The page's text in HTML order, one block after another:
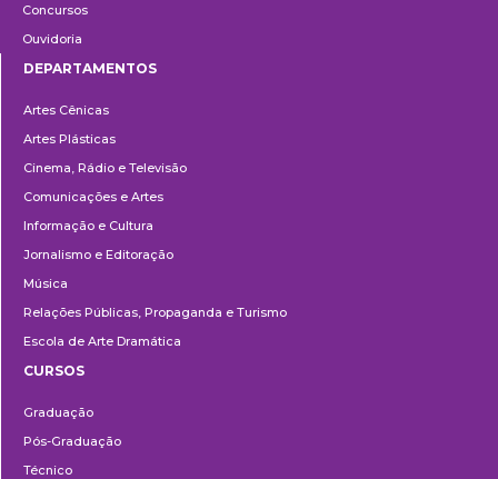
Concursos
Ouvidoria
DEPARTAMENTOS
Artes Cênicas
Artes Plásticas
Cinema, Rádio e Televisão
Comunicações e Artes
Informação e Cultura
Jornalismo e Editoração
Música
Relações Públicas, Propaganda e Turismo
Escola de Arte Dramática
CURSOS
Graduação
Pós-Graduação
Técnico